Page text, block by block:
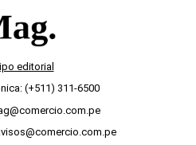
editorial
(+511) 311-6500